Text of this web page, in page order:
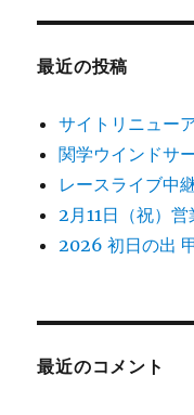
最近の投稿
サイトリニュー
関学ウインドサ
レースライブ中
2月11日（祝）
2026 初日の出
最近のコメント